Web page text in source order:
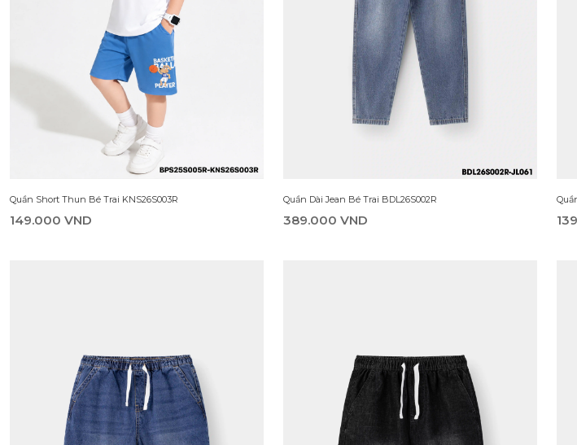
Quần Short Thun Bé Trai KNS26S003R
149.000 VND
Quần Dài Jean Bé Trai BDL26S002R
389.000 VND